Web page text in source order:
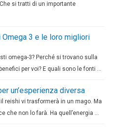
si tratti di un importante
Omega 3 e le loro migliori
omega-3? Perché si trovano sulla
per voi? E quali sono le fonti …
un’esperienza diversa
reishi vi trasformerà in un mago. Ma
che non lo farà. Ha quell’energia …